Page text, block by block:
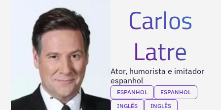
Carlos
Latre
Ator, humorista e imitador
espanhol
ESPANHOL
ESPANHOL
INGLÊS
INGLÊS